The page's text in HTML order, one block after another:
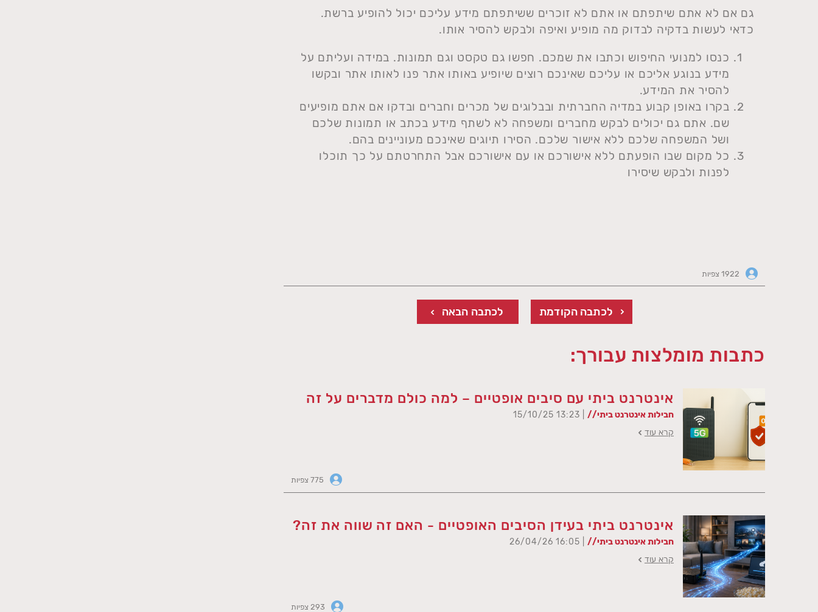
גם אם לא אתם שיתפתם או אתם לא זוכרים ששיתפתם מידע עליכם יכול להופיע ברשת.
כדאי לעשות בדקיה לבדוק מה מופיע ואיפה ולבקש להסיר אותו.
כנסו למנועי החיפוש וכתבו את שמכם. חפשו גם טקסט וגם תמונות. במידה ועליתם על
מידע בנוגע אליכם או עליכם שאינכם רוצים שיופיע באותו אתר פנו לאותו אתר ובקשו
להסיר את המידע.
בקרו באופן קבוע במדיה החברתית ובבלוגים של מכרים וחברים ובדקו אם אתם מופיעים
שם. אתם גם יכולים לבקש מחברים ומשפחה לא לשתף מידע בכתב או תמונות שלכם
ושל המשפחה שלכם ללא אישור שלכם. הסירו תיוגים שאינכם מעוניינים בהם.
כל מקום שבו הופעתם ללא אישורכם או עם אישורכם אבל התחרטתם על כך תוכלו
לפנות ולבקש שיסירו
לכתבה הקודמת לכתבה הבאה
כתבות מומלצות עבורך:
אינטרנט ביתי עם סיבים אופטיים – למה כולם מדברים על זה
חבילות אינטרנט ביתי//
קרא עוד
אינטרנט ביתי בעידן הסיבים האופטיים - האם זה שווה את זה?
חבילות אינטרנט ביתי//
קרא עוד